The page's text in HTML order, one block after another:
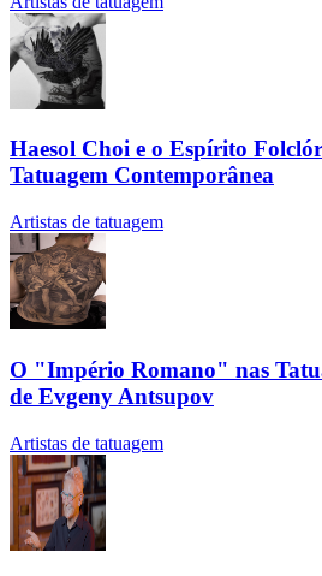
Haesol Choi e o Espírito
Tatuagem Contemporânea
Artistas de tatuagem
O "Império Romano" nas
de Evgeny Antsupov
Artistas de tatuagem